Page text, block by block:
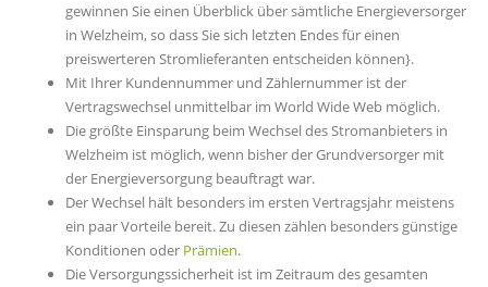
gewinnen Sie einen Überblick über sämtliche Energieversorger
in Welzheim, so dass Sie sich letzten Endes für einen
preiswerteren Stromlieferanten entscheiden können}.
Mit Ihrer Kundennummer und Zählernummer ist der
Vertragswechsel unmittelbar im World Wide Web möglich.
Die größte Einsparung beim Wechsel des Stromanbieters in
Welzheim ist möglich, wenn bisher der Grundversorger mit
der Energieversorgung beauftragt war.
Der Wechsel hält besonders im ersten Vertragsjahr meistens
ein paar Vorteile bereit. Zu diesen zählen besonders günstige
Konditionen oder Prämien.
Die Versorgungssicherheit ist im Zeitraum des gesamten